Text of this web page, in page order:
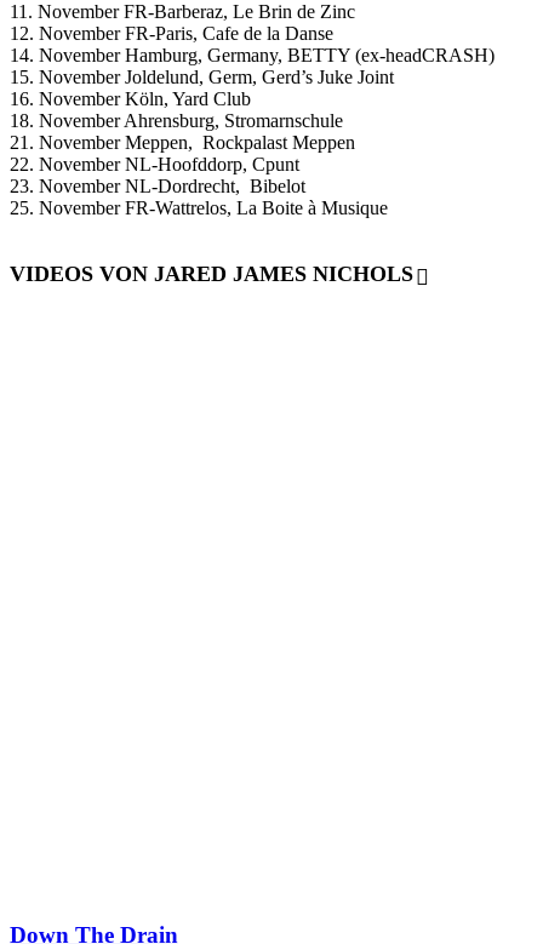
11. November FR-Barberaz, Le Brin de Zinc
12. November FR-Paris, Cafe de la Danse
14. November Hamburg, Germany, BETTY (ex-headCRASH)
15. November Joldelund, Germ, Gerd’s Juke Joint
16. November Köln, Yard Club
18. November Ahrensburg, Stromarnschule
21. November Meppen, Rockpalast Meppen
22. November NL-Hoofddorp, Cpunt
23. November NL-Dordrecht, Bibelot
25. November FR-Wattrelos, La Boite à Musique
VIDEOS VON JARED JAMES NICHOLS
Down The Drain